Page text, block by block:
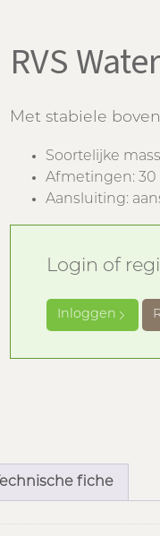
RVS
Met stabiele
Soortelijke
Afmetingen: 30
Aansluiting:
Login of
Inloggen
Technische fiche